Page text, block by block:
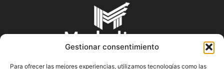
Gestionar consentimiento
Para ofrecer las mejores experiencias, utilizamos tecnologías como las